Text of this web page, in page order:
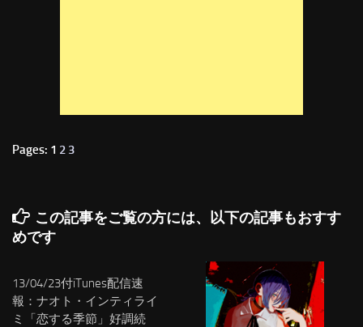
Pages: 1 2 3
この記事をご覧の方には、以下の記事もおすす
めです
13/04/23付iTunes配信速
報：ナオト・インティライ
ミ「恋する季節」好調続